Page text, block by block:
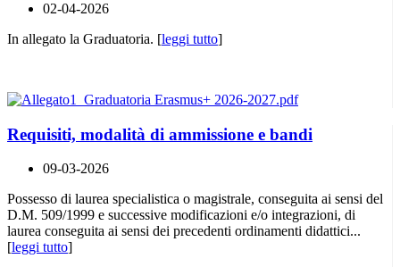
02-04-2026
In allegato la Graduatoria. [leggi tutto]
Requisiti, modalità di ammissione e bandi
09-03-2026
Possesso di laurea specialistica o magistrale, conseguita ai sensi del
D.M. 509/1999 e successive modificazioni e/o integrazioni, di
laurea conseguita ai sensi dei precedenti ordinamenti didattici...
[leggi tutto]